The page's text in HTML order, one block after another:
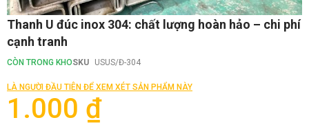
Chuyển
đến
phần
đầu
của
viện
hình
Thanh U đúc inox 304: chất lượng hoàn hảo – chi phí
cạnh tranh
CÒN TRONG KHOSKU USUS/Đ-304
LÀ NGƯỜI ĐẦU TIÊN ĐỂ XEM XÉT SẢN PHẨM NÀY
1.000 ₫